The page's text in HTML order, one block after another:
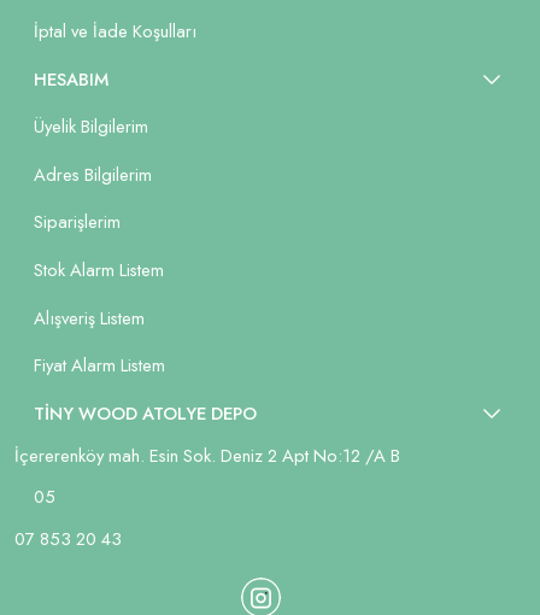
İptal ve İade Koşulları
HESABIM
Üyelik Bilgilerim
Adres Bilgilerim
Siparişlerim
Stok Alarm Listem
Alışveriş Listem
Fiyat Alarm Listem
TİNY WOOD ATOLYE DEPO
İçererenköy mah. Esin Sok. Deniz 2 Apt No:12 /A B
05
07 853 20 43